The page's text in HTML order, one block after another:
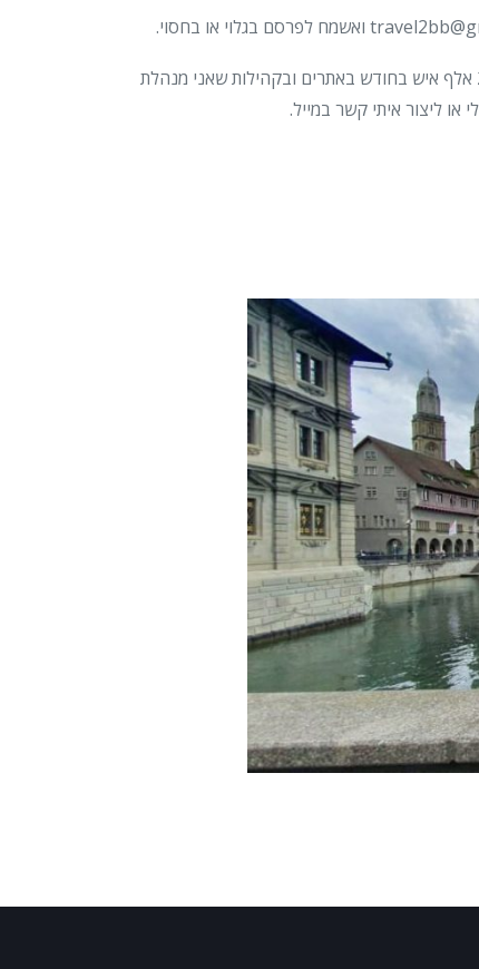
אם אתם בעלי מסעדות, מלונות או בתי הארחה בארץ או בחו”ל ובא לכם להזמין אותי כדי שאגיע לסקר ולספר ולחשוף אתכם לכ-200 אלף איש בחודש באתרים ובקהילות שאני מנהלת